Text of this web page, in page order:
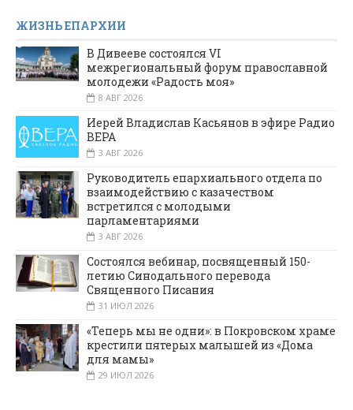
ЖИЗНЬ ЕПАРХИИ
В Дивееве состоялся VI
межрегиональный форум православной
молодежи «Радость моя»
8 АВГ 2026
Иерей Владислав Касьянов в эфире Радио
ВЕРА
3 АВГ 2026
Руководитель епархиального отдела по
взаимодействию с казачеством
встретился с молодыми
парламентариями
3 АВГ 2026
Состоялся вебинар, посвященный 150-
летию Синодального перевода
Священного Писания
31 ИЮЛ 2026
«Теперь мы не одни»: в Покровском храме
крестили пятерых малышей из «Дома
для мамы»
29 ИЮЛ 2026